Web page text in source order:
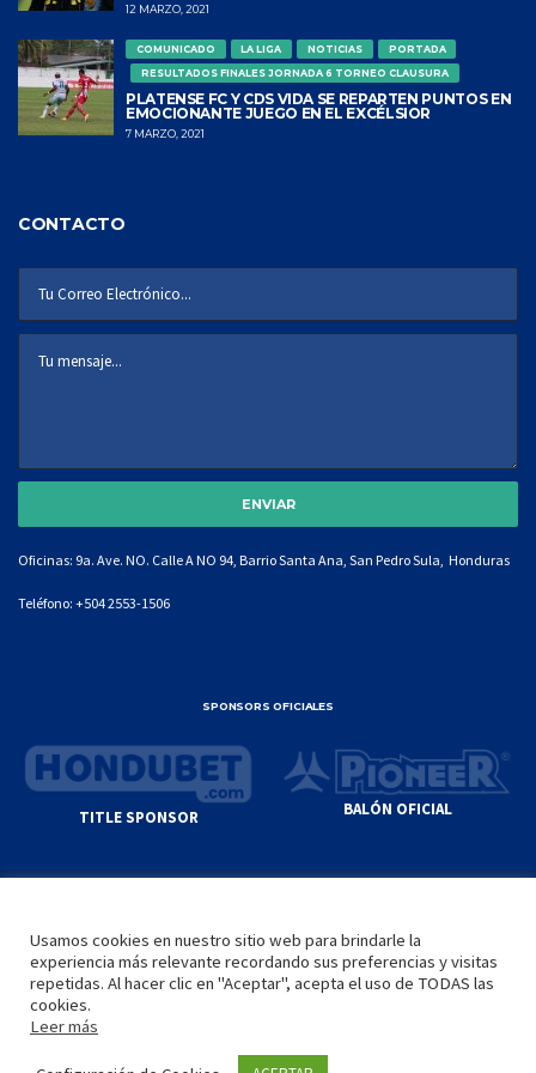
12 MARZO, 2021
COMUNICADO LA LIGA NOTICIAS
PORTADA
RESULTADOS FINALES JORNADA 6 TORNEO CLAUSURA
PLATENSE FC Y CDS VIDA SE REPARTEN PUNTOS EN
EMOCIONANTE JUEGO EN EL EXCÉLSIOR
7 MARZO, 2021
CONTACTO
Oficinas: 9a. Ave. NO. Calle A NO 94, Barrio Santa Ana, San Pedro Sula, Honduras
Teléfono: +504 2553-1506
SPONSORS OFICIALES
TITLE SPONSOR BALÓN OFICIAL
YOUTUBE TERMS OF SERVICE
PRIVACY POLICY
POLÍTICA DE PRIVACIDAD
INICIO
Usamos cookies en nuestro sitio web para brindarle la
experiencia más relevante recordando sus preferencias y visitas
repetidas. Al hacer clic en "Aceptar", acepta el uso de TODAS las
cookies.
Leer más